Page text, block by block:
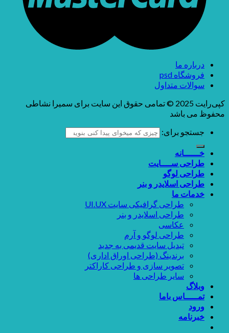
درباره ما
فروشگاه psd
سوالات متداول
کپی‌رایت 2025 © تمامی حقوق این سایت برای سمیرا نشاطی
محفوظ می باشد
جستجو برای:
خــــــانه
طراحی ســــایت
طراحی لوگو
طراحی اسلایدر و بنر
خدمات ما
طراحی گرافیکی سایت UI.UX
طراحی اسلایدر و بنر
عکاسی
طراحی لوگو و آرم
تبدیل سایت قدیمی به جدید
برندینگ (طراحی اوراق اداری)
تصویر سازی و طراحی کاراکتر
سایر طراحی ها
وبلاگ
تمـــــاس باما
ورود
خبرنامه